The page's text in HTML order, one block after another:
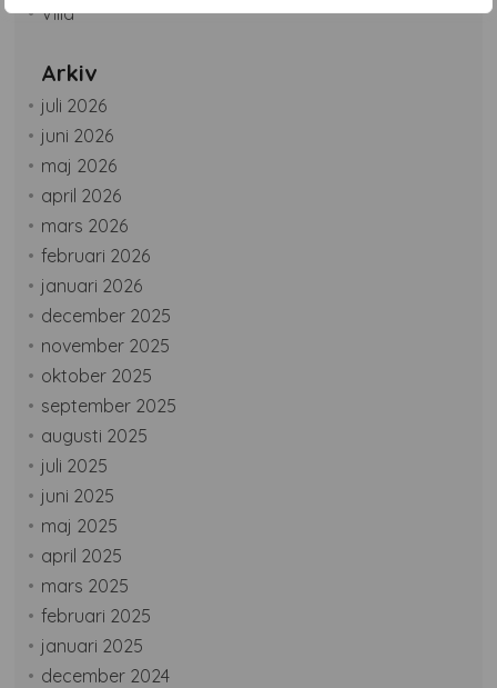
Villa
Arkiv
juli 2026
juni 2026
maj 2026
april 2026
mars 2026
februari 2026
januari 2026
december 2025
november 2025
oktober 2025
september 2025
augusti 2025
juli 2025
juni 2025
maj 2025
april 2025
mars 2025
februari 2025
januari 2025
december 2024